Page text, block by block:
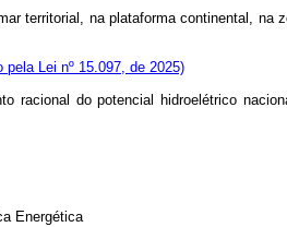
territorial, na plataforma continental,
pela Lei nº 15.097, de 2025)
do potencial hidroelétrico
Energética